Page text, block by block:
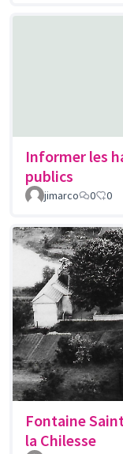
Informer les
publics
jimarco 0 0
Fontaine
la Chilesse